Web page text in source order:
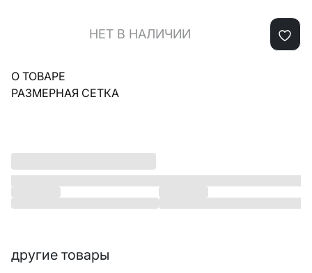
НЕТ В НАЛИЧИИ
О ТОВАРЕ
РАЗМЕРНАЯ СЕТКА
другие товары